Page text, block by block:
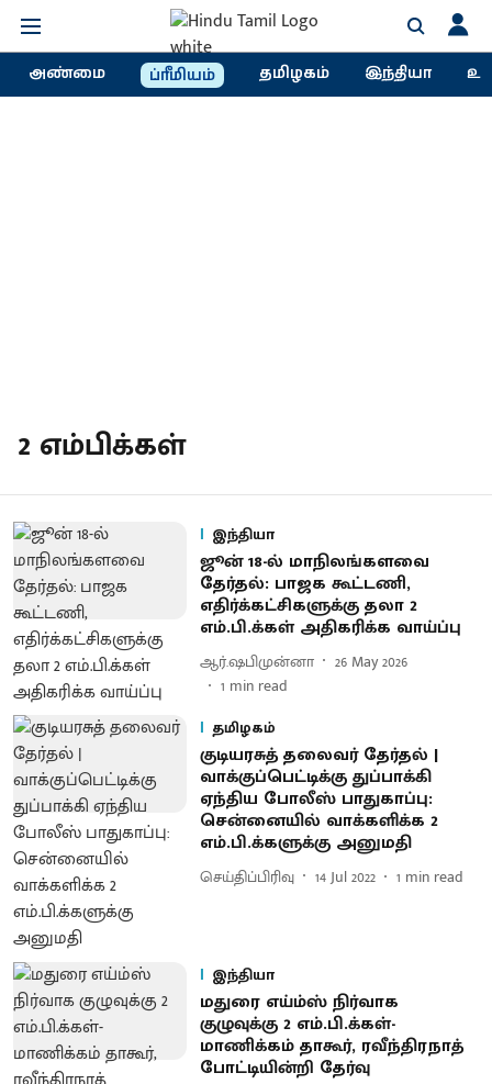
அண்மை ப்ரீமியம் தமிழகம் இந்தியா
2 எம்பிக்கள்
இந்தியா
ஜூன் 18-ல் மாநிலங்களவை
தேர்தல்: பாஜக கூட்டணி,
எதிர்க்கட்சிகளுக்கு தலா 2
எம்.பி.க்கள் அதிகரிக்க வாய்ப்பு
ஆர்.ஷபிமுன்னா
26 May 2026
1 min read
தமிழகம்
குடியரசுத் தலைவர் தேர்தல் |
வாக்குப்பெட்டிக்கு துப்பாக்கி
ஏந்திய போலீஸ் பாதுகாப்பு:
சென்னையில் வாக்களிக்க 2
எம்.பி.க்களுக்கு அனுமதி
செய்திப்பிரிவு 14 Jul 2022 1 min read
இந்தியா
மதுரை எய்ம்ஸ் நிர்வாக
குழுவுக்கு 2 எம்.பி.க்கள்-
மாணிக்கம் தாகூர், ரவீந்திரநாத்
போட்டியின்றி தேர்வு